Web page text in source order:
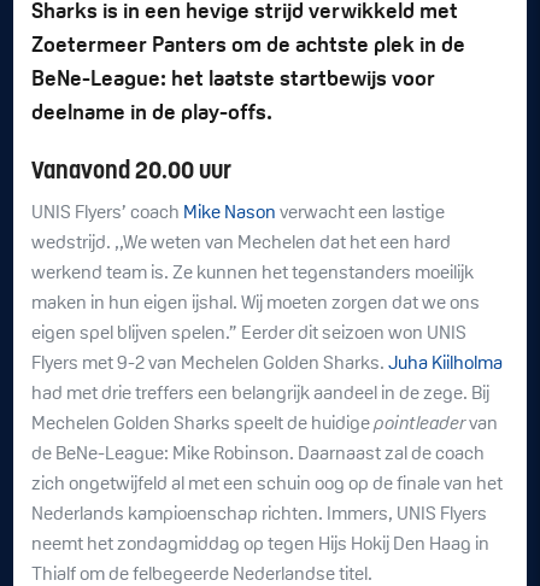
Sharks is in een hevige strijd verwikkeld met
Zoetermeer Panters om de achtste plek in de
BeNe-League: het laatste startbewijs voor
deelname in de play-offs.
Vanavond 20.00 uur
UNIS Flyers’ coach Mike Nason verwacht een lastige
wedstrijd. ,,We weten van Mechelen dat het een hard
werkend team is. Ze kunnen het tegenstanders moeilijk
maken in hun eigen ijshal. Wij moeten zorgen dat we ons
eigen spel blijven spelen.” Eerder dit seizoen won UNIS
Flyers met 9-2 van Mechelen Golden Sharks.Juha Kiilholma
had met drie treffers een belangrijk aandeel in de zege. Bij
Mechelen Golden Sharks speelt de huidigepointleadervan
de BeNe-League: Mike Robinson. Daarnaast zal de coach
zich ongetwijfeld al met een schuin oog op de finale van het
Nederlands kampioenschap richten. Immers, UNIS Flyers
neemt het zondagmiddag op tegen Hijs Hokij Den Haag in
Thialf om de felbegeerde Nederlandse titel.